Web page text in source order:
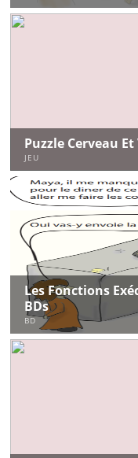
Puzzle Cerveau
JEU
Les Fonctions
BDs
BD